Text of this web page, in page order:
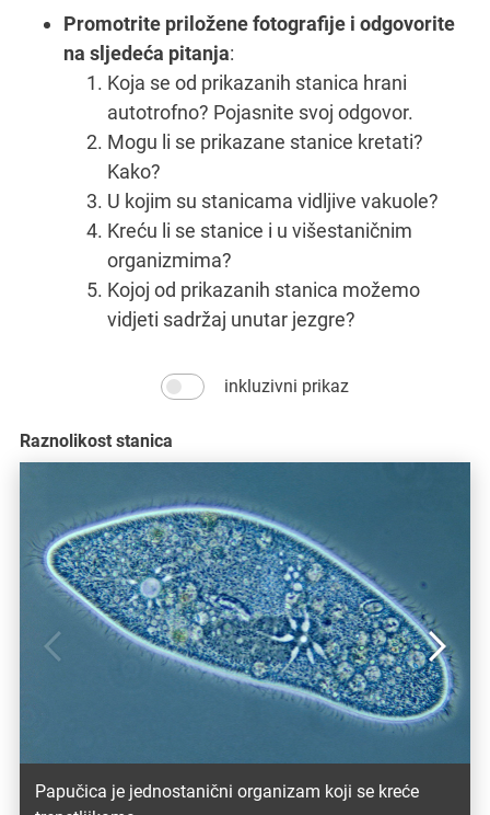
Promotrite priložene fotografije i odgovorite
na sljedeća pitanja:
Koja se od prikazanih stanica hrani
autotrofno? Pojasnite svoj odgovor.
Mogu li se prikazane stanice kretati?
Kako?
U kojim su stanicama vidljive vakuole?
Kreću li se stanice i u višestaničnim
organizmima?
Kojoj od prikazanih stanica možemo
vidjeti sadržaj unutar jezgre?
inkluzivni prikaz
Raznolikost stanica
Prethodna
Papučica je jednostanični organizam koji se kreće